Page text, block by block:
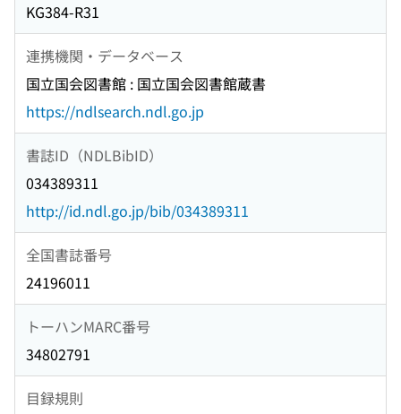
KG384-R31
連携機関・データベース
国立国会図書館 : 国立国会図書館蔵書
https://ndlsearch.ndl.go.jp
書誌ID（NDLBibID）
034389311
http://id.ndl.go.jp/bib/034389311
全国書誌番号
24196011
トーハンMARC番号
34802791
目録規則